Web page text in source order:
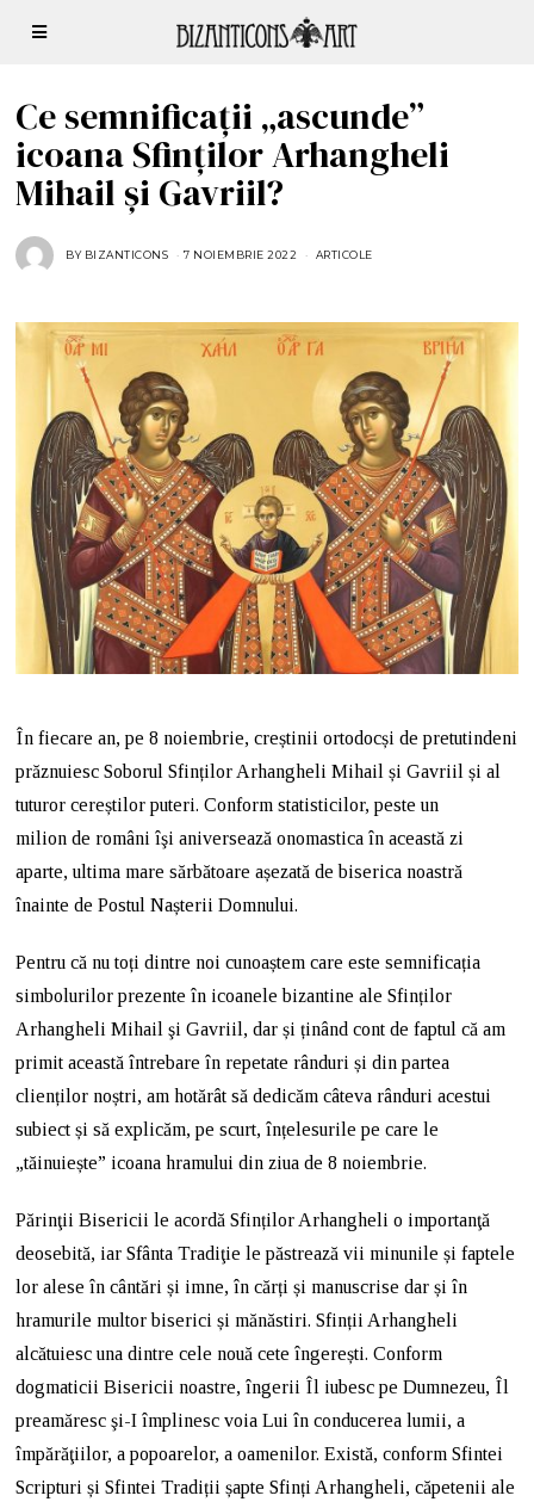
Ce semnificații „ascunde”
icoana Sfinților Arhangheli
Mihail şi Gavriil?
BY BIZANTICONS 7 NOIEMBRIE 2022
M
B
2
2
ARTICOLE
În fiecare an, pe 8 noiembrie, creștinii ortodocși de pretutindeni
prăznuiesc Soborul Sfinților Arhangheli Mihail și Gavriil și al
tuturor cereștilor puteri. Conform statisticilor, peste un
milion de români îşi aniversează onomastica în această zi
aparte, ultima mare sărbătoare așezată de biserica noastră
înainte de Postul Nașterii Domnului.
Pentru că nu toți dintre noi cunoaștem care este semnificația
simbolurilor prezente în icoanele bizantine ale Sfinților
Arhangheli Mihail şi Gavriil, dar și ținând cont de faptul că am
primit această întrebare în repetate rânduri și din partea
clienților noștri, am hotărât să dedicăm câteva rânduri acestui
subiect și să explicăm, pe scurt, înțelesurile pe care le
„tăinuiește” icoana hramului din ziua de 8 noiembrie.
Părinţii Bisericii le acordă Sfinților Arhangheli o importanţă
deosebită, iar Sfânta Tradiţie le păstrează vii minunile și faptele
lor alese în cântări și imne, în cărți și manuscrise dar și în
hramurile multor biserici și mănăstiri. Sfinții Arhangheli
alcătuiesc una dintre cele nouă cete îngerești. Conform
dogmaticii Bisericii noastre, îngerii Îl iubesc pe Dumnezeu, Îl
preamăresc şi-I împlinesc voia Lui în conducerea lumii, a
împărăţiilor, a popoarelor, a oamenilor. Există, conform Sfintei
Scripturi și Sfintei Tradiții șapte Sfinți Arhangheli, căpetenii ale